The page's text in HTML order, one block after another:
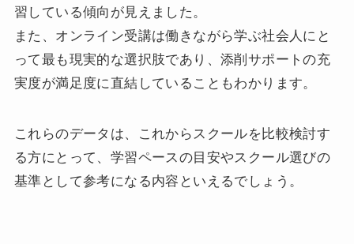
習している傾向が見えました。
また、オンライン受講は働きながら学ぶ社会人にと
って最も現実的な選択肢であり、添削サポートの充
実度が満足度に直結していることもわかります。
これらのデータは、これからスクールを比較検討す
る方にとって、学習ペースの目安やスクール選びの
基準として参考になる内容といえるでしょう。